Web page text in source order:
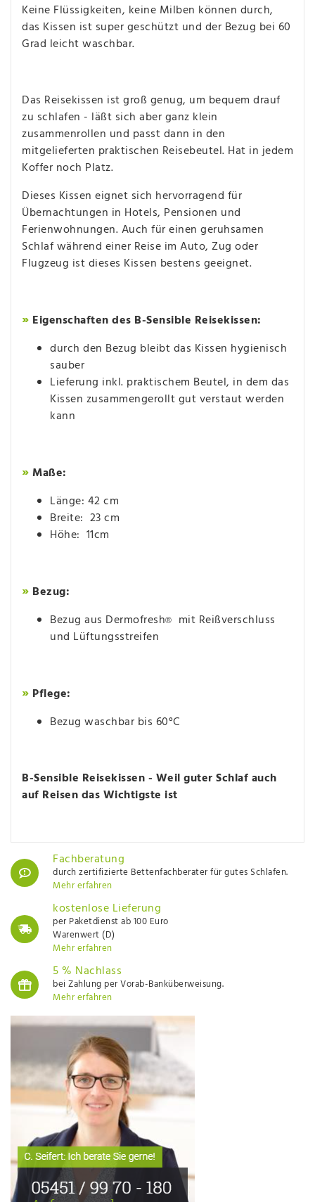
Keine Flüssigkeiten, keine Milben können durch,
das Kissen ist super geschützt und der Bezug bei 60
Grad leicht waschbar.
Das Reisekissen ist groß genug, um bequem drauf
zu schlafen - läßt sich aber ganz klein
zusammenrollen und passt dann in den
mitgelieferten praktischen Reisebeutel. Hat in jedem
Koffer noch Platz.
Dieses Kissen eignet sich hervorragend für
Übernachtungen in Hotels, Pensionen und
Ferienwohnungen. Auch für einen geruhsamen
Schlaf während einer Reise im Auto, Zug oder
Flugzeug ist dieses Kissen bestens geeignet.
» Eigenschaften des B-Sensible Reisekissen:
durch den Bezug bleibt das Kissen hygienisch
sauber
Lieferung inkl. praktischem Beutel, in dem das
Kissen zusammengerollt gut verstaut werden
kann
»Maße:
Länge: 42 cm
Breite: 23 cm
Höhe: 11cm
» Bezug:
Bezug aus Dermofresh®
mit Reißverschluss
und Lüftungsstreifen
» Pflege:
Bezug waschbar bis 60°C
B-Sensible Reisekissen - Weil guter Schlaf auch
auf Reisen das Wichtigste ist
Fachberatung
durch zertifizierte Bettenfachberater für gutes Schlafen.
Mehr erfahren
kostenlose Lieferung
per Paketdienst ab 100 Euro
Warenwert (D)
Mehr erfahren
5 % Nachlass
bei Zahlung per Vorab-Banküberweisung.
Mehr erfahren